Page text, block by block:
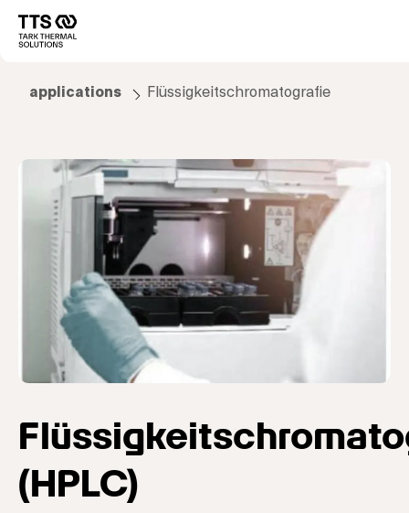
zum
Inhalt
applications
Flüssigkeitschromatografie
(HPLC)